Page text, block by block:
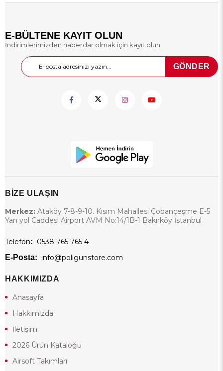
E-BÜLTENE KAYIT OLUN
İndirimlerimizden haberdar olmak için kayıt olun
GÖNDER
BİZE ULAŞIN
Merkez: Ataköy 7-8-9-10. Kısım Mahallesi Çobançeşme E-5
Yan yol Caddesi Airport AVM No:14/1B-1 Bakırköy İstanbul
Telefon: 0538 765 765 4
E-Posta: info@poligunstore.com
HAKKIMIZDA
Anasayfa
Hakkımızda
İletişim
2026 Ürün Kataloğu
Airsoft Takımları